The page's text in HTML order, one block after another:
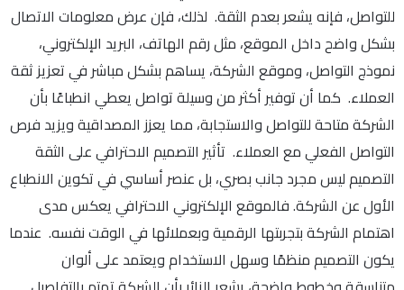
للتواصل، فإنه يشعر بعدم الثقة. لذلك، فإن عرض معلومات الاتصال
بشكل واضح داخل الموقع، مثل رقم الهاتف، البريد الإلكتروني،
نموذج التواصل، وموقع الشركة، يساهم بشكل مباشر في تعزيز ثقة
العملاء. كما أن توفير أكثر من وسيلة تواصل يعطي انطباعًا بأن
الشركة متاحة للتواصل والاستجابة، مما يعزز المصداقية ويزيد فرص
التواصل الفعلي مع العملاء. تأثير التصميم الاحترافي على الثقة
التصميم ليس مجرد جانب بصري، بل عنصر أساسي في تكوين الانطباع
الأول عن الشركة. فالموقع الإلكتروني الاحترافي يعكس مدى
اهتمام الشركة بتجربتها الرقمية وبعملائها في الوقت نفسه. عندما
يكون التصميم منظمًا وسهل الاستخدام ويعتمد على ألوان